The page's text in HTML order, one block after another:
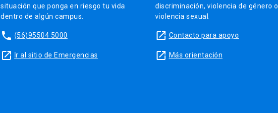
situación que ponga en riesgo tu vida
dentro de algún campus.
phone (56)95504 5000
launch Ir al sitio de Emergencias
discriminación, violencia de género o
violencia sexual.
launch Contacto para apoyo
launch Más orientación